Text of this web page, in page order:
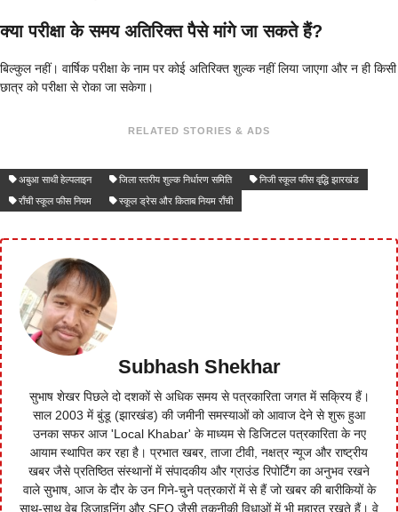
क्या परीक्षा के समय अतिरिक्त पैसे मांगे जा सकते हैं?
बिल्कुल नहीं। वार्षिक परीक्षा के नाम पर कोई अतिरिक्त शुल्क नहीं लिया जाएगा और न ही किसी
छात्र को परीक्षा से रोका जा सकेगा।
RELATED STORIES & ADS
अबुआ साथी हेल्पलाइन जिला स्तरीय शुल्क निर्धारण समिति
निजी स्कूल फीस वृद्धि झारखंड
राँची स्कूल फीस नियम
स्कूल ड्रेस और किताब नियम राँची
Subhash Shekhar
सुभाष शेखर पिछले दो दशकों से अधिक समय से पत्रकारिता जगत में सक्रिय हैं।
साल 2003 में बुंडू (झारखंड) की जमीनी समस्याओं को आवाज देने से शुरू हुआ
उनका सफर आज 'Local Khabar' के माध्यम से डिजिटल पत्रकारिता के नए
आयाम स्थापित कर रहा है। प्रभात खबर, ताजा टीवी, नक्षत्र न्यूज और राष्ट्रीय
खबर जैसे प्रतिष्ठित संस्थानों में संपादकीय और ग्राउंड रिपोर्टिंग का अनुभव रखने
वाले सुभाष, आज के दौर के उन गिने-चुने पत्रकारों में से हैं जो खबर की बारीकियों के
साथ-साथ वेब डिजाइनिंग और SEO जैसी तकनीकी विधाओं में भी महारत रखते हैं। वे